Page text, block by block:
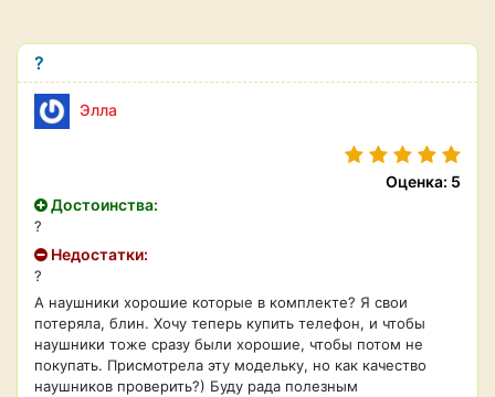
?
Элла
Оценка: 5
Достоинства:
?
Недостатки:
?
А наушники хорошие которые в комплекте? Я свои
потеряла, блин. Хочу теперь купить телефон, и чтобы
наушники тоже сразу были хорошие, чтобы потом не
покупать. Присмотрела эту модельку, но как качество
наушников проверить?) Буду рада полезным